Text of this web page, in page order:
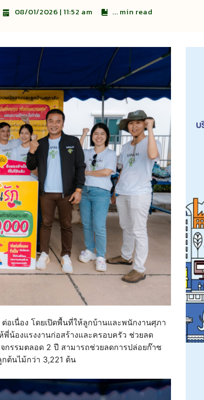
08/01/2026 | 11:52 am ... min read
อเนื่อง โดยเปิดพื้นที่ให้ลูกบ้านและพนักงานศุภา
พี่น้องแรงงานก่อสร้างและครอบครัว ช่วยลด
กรรมตลอด 2 ปี สามารถช่วยลดการปล่อยก๊าซ
กต้นไม้กว่า 3,221 ต้น